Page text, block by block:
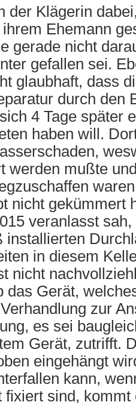
der Klägerin
Ehemann
gerade nicht
gefallen sei.
glaubhaft, dass
durch den
4 Tage später
haben will.
werden mußte
nicht gekümmert
veranlasst
installierten
in diesem
nicht
das Gerät,
zur
es sei
Gerät, zutrifft.
eingehängt
kann,
fixiert sind, kommt